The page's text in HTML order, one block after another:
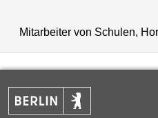
Mitarbeiter von Schulen,